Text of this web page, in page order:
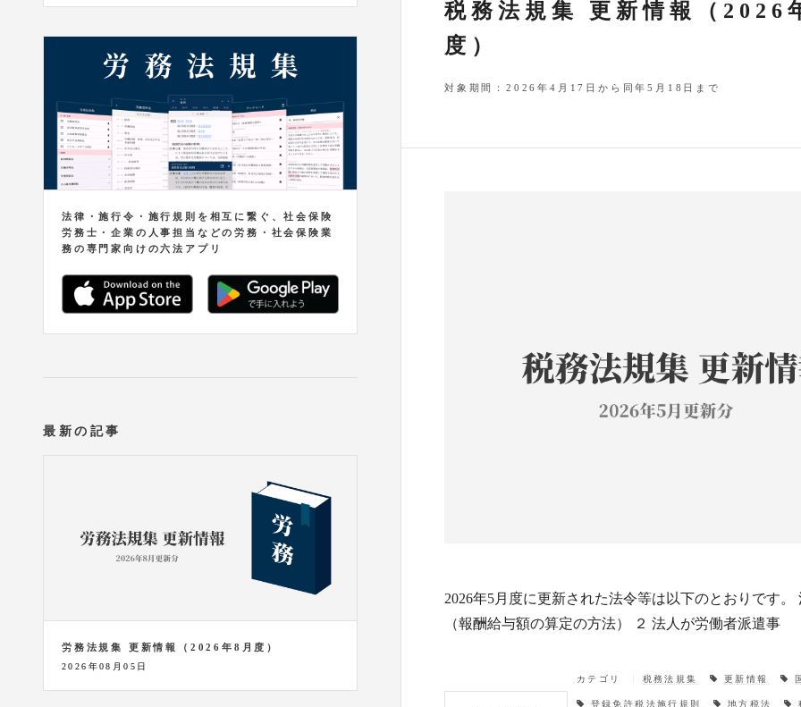
税務法規集 更新情報（2026
度）
対象期間：2026年4月17日から同年5月18日まで
2026年5月度に更新された法令等は以下のとおりです
（報酬給与額の算定の方法） ２ 法人が労働者派遣事
カテゴリ 税務法規集 更新情報
登録免許税法施行規則 地方税法
法律・施行令・施行規則を相互に繋ぐ、社会保険
労務士・企業の人事担当などの労務・社会保険業
務の専門家向けの六法アプリ
最新の記事
労務法規集 更新情報（2026年8月度）
2026年08月05日